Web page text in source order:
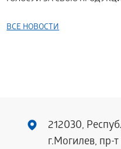
ВСЕ НОВОСТИ
212030,
г.Могилев, пр-